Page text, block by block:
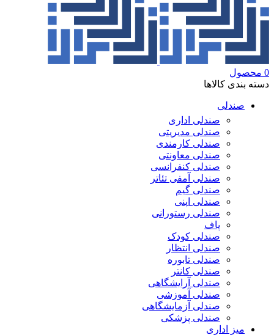
0 محصول
دسته بندی کالاها
صندلی
صندلی اداری
صندلی مدیریتی
صندلی کارمندی
صندلی معاونتی
صندلی کنفرانسی
صندلی آمفی تئاتر
صندلی گیم
صندلی اپنی
صندلی رستورانی
پاف
صندلی کودک
صندلی انتظار
صندلی تابوره
صندلی کانتر
صندلی آرایشگاهی
صندلی آموزشی
صندلی آزمایشگاهی
صندلی پزشکی
میز اداری